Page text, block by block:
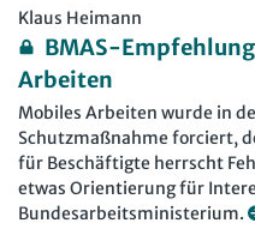
Klaus Heimann
BMAS-
Arbeiten
Mobiles Arbeiten wurde in
Schutzmaßnahme forciert,
für Beschäftigte herrscht
etwas Orientierung für
Bundesarbeitsministerium.